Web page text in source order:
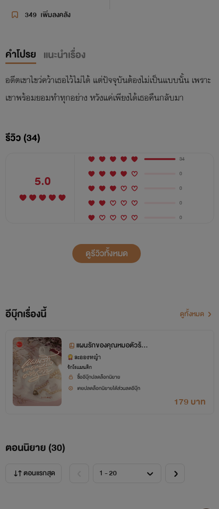
349 เพิ่มลงคลัง
คำโปรย แนะนำเรื่อง
อดีตเขาไขว่คว้าเธอไว้ไม่ได้ แต่ปัจจุบันต้องไม่เป็นแบบนั้น เพราะ
รีวิว (34)
5.0
34
0
0
0
0
ดูรีวิวทั้งหมด
อีบุ๊กเรื่องนี้ ดูทั้งหมด
แผนรักของคุณหมอตัวร้า
ย (ซีรีส์ เกี่ยวใจ)
ละอองหญ้า
รักโรแมนติก
ซื้ออีบุ๊กปลดล็อกนิยาย
เคยปลดล็อกนิยายได้ส่วนลดอีบุ๊ก
179 บาท
ตอนนิยาย (30)
ตอนแรกสุด